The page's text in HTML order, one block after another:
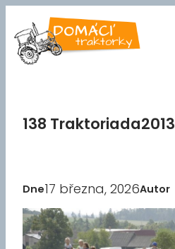
na
obsah
138 Traktoriada2013
Dne17 března, 2026Autor